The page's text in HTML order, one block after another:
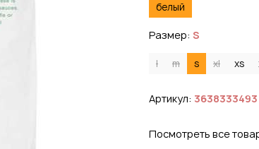
белый
Размер: S
l m s xl xs
Артикул: 3638333493
Посмотреть все